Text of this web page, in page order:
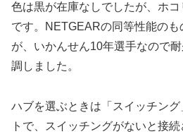
色は黒が在庫なしでしたが、ホ
です。NETGEARの同等性能の
が、いかんせん10年選手なので
調しました。
ハブを選ぶときは「スイッチン
トで、スイッチングがないと接